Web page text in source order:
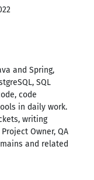
and Spring,
SQL
code
in daily work.
writing
Owner, QA
and related